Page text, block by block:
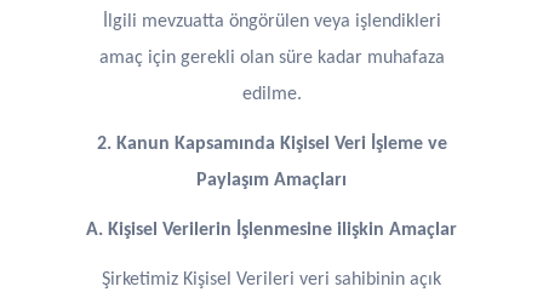
İlgili mevzuatta öngörülen veya işlendikleri
amaç için gerekli olan süre kadar muhafaza
edilme.
2. Kanun Kapsamında Kişisel Veri İşleme ve
Paylaşım Amaçları
A. Kişisel Verilerin İşlenmesine ilişkin Amaçlar
Şirketimiz Kişisel Verileri veri sahibinin açık